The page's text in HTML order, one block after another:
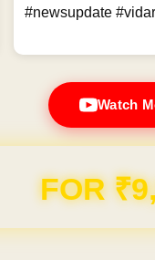
#newsupdate
Watch
& Hosting